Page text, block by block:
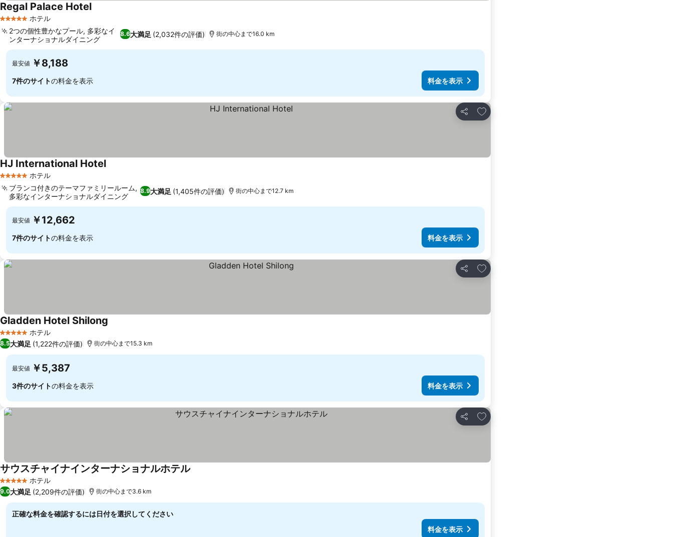
5 ホテルのランク
ホテル
Regal Palace Hotel
8.6大満足 (2,032件の評価)
2つの個性豊かなプール, 多彩なイ
ンターナショナルダイニング
街の中心まで16.0 km
最安値 ￥8,188
7件のサイトの料金を表示 料金を表示
シェア
お気に入りに追加
5 ホテルのランク
ホテル
HJ International Hotel
8.9大満足 (1,405件の評価)
ブランコ付きのテーマファミリールーム,
多彩なインターナショナルダイニング
街の中心まで12.7 km
最安値 ￥12,662
7件のサイトの料金を表示 料金を表示
シェア
お気に入りに追加
5 ホテルのランク
ホテル
Gladden Hotel Shilong
8.5大満足 (1,222件の評価) 街の中心まで15.3 km
最安値 ￥5,387
3件のサイトの料金を表示 料金を表示
シェア
お気に入りに追加
5 ホテルのランク
ホテル
サウスチャイナインターナショナルホテル
9.0大満足 (2,209件の評価) 街の中心まで3.6 km
正確な料金を確認するには日付を選択してください
料金を表示